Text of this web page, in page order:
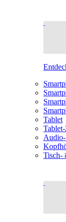
Tablet
Tisch-